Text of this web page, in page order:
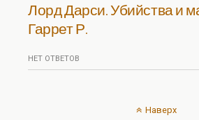
Лорд Дарси. Убийства и
Гаррет Р.
НЕТ ОТВЕТОВ
Наверх